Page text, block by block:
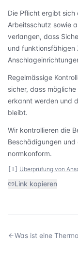
Die Pflicht ergibt sich
Arbeitsschutz sowie
verlangen, dass
und
Regelmässige
sicher, dass
erkannt werden und
bleibt.
Wir kontrollieren die
Beschädigungen
normkonform.
1 Überprüfung von
Link kopieren